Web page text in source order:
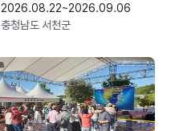
2026.08.22~2026.09.06
충청남도 서천군